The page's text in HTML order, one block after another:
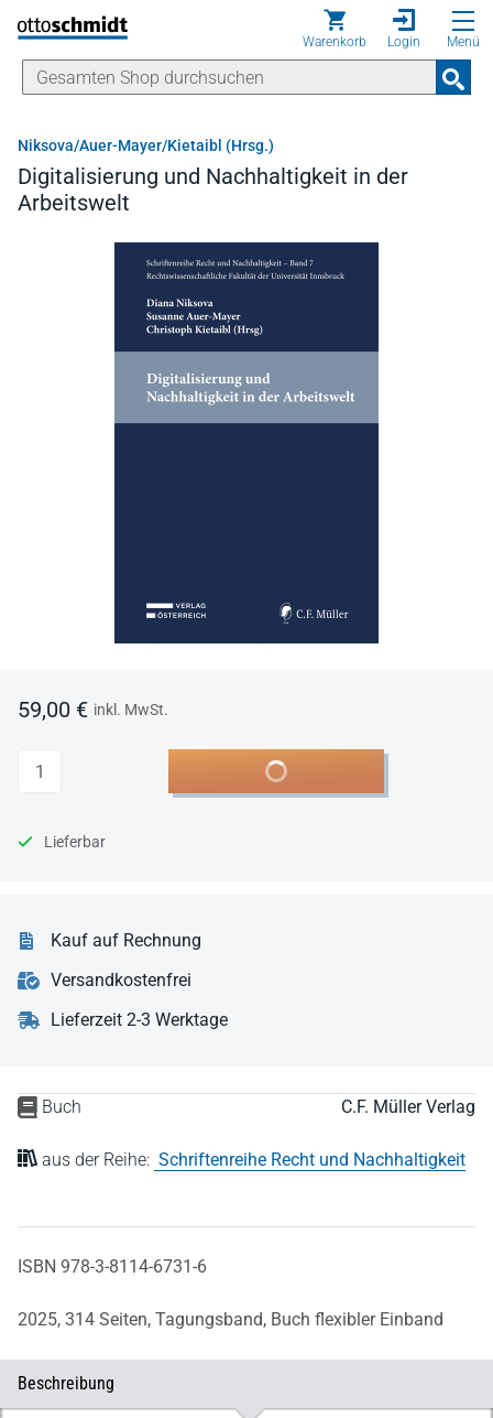
Direkt zum Inhalt
Warenkorb Login Menü
Niksova/Auer-Mayer/Kietaibl (Hrsg.)
Digitalisierung und Nachhaltigkeit in der
Arbeitswelt
Buch C.F. Müller Verlag
aus der Reihe: Schriftenreihe Recht und Nachhaltigkeit
ISBN 978-3-8114-6731-6
2025, 314 Seiten, Tagungsband, Buch flexibler Einband
59,00 € inkl. MwSt.
Anzahl In den Warenkorb
Lieferbar
Kauf auf Rechnung
Versandkostenfrei
Lieferzeit 2-3 Werktage
Beschreibung